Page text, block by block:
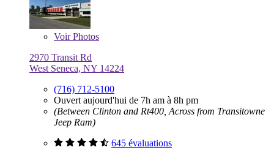
VoirPhotos
2970 Transit Rd
West Seneca, NY 14224
(716) 712-5100
Ouvert aujourd'hui de 7h am à 8h pm
(Between Clinton and Rt400, Across from Transitowne
Jeep Ram)
645 évaluations